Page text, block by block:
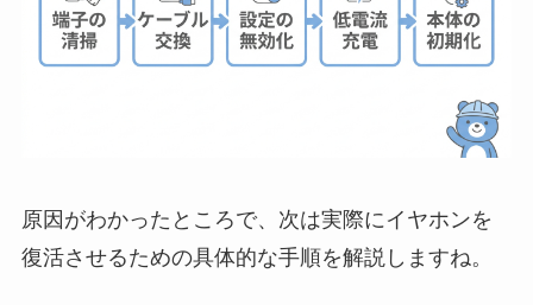
原因がわかったところで、次は実際にイヤホンを
復活させるための具体的な手順を解説しますね。